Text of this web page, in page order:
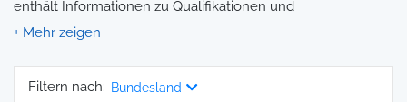
enthält Informationen zu Qualifikationen und
Spezialisierungen, sodass Sie gezielt die richtige Person für
Wir selbst vermitteln keine Mediationen, sondern stellen die
Plattform zur Verfügung, um Ihnen die Suche zu erleichtern.
Filtern nach: Bundesland